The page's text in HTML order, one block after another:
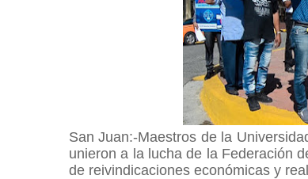
San Juan:-Maestros de la
unieron a la lucha de la Federación
de reivindicaciones económicas y